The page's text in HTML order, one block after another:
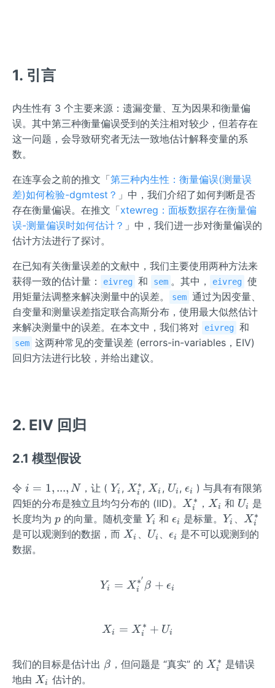
1. 引言
内生性有 3 个主要来源：遗漏变量、互为因果和衡量偏
误。其中第三种衡量偏误受到的关注相对较少，但若存在
这一问题，会导致研究者无法一致地估计解释变量的系
数。
在连享会之前的推文「第三种内生性：衡量偏误(测量误
差)如何检验-dgmtest？ 」中，我们介绍了如何判断是否
存在衡量偏误。在推文「xtewreg：面板数据存在衡量偏
误-测量偏误时如何估计？ 」中，我们进一步对衡量偏误的
估计方法进行了探讨。
在已知有关衡量误差的文献中，我们主要使用两种方法来
获得一致的估计量：
eivreg 和 sem 。其中， eivreg
使
用矩量法调整来解决测量中的误差。
sem 通过为因变量、
自变量和测量误差指定联合高斯分布，使用最大似然估计
来解决测量中的误差。在本文中，我们将对
eivreg 和
sem 这两种常见的变量误差 (errors-in-variables，EIV)
回归方法进行比较，并给出建议。
2. EIV 回归
2.1 模型假设
令 i =
1,...,
N
i = 1, ..., N ，让 (Y_
{i}
Yi , X
_
i
^
Xi
∗, X_
{i}
Xi , U_
{i}
Ui , \e
psi
lo
n_
ϵi
) 与具有有限第
四矩的分布是独立且均匀分布的 (IID)。 X
_
i
Xi
∗ ， X_
{i}
Xi 和 U_
{i}
Ui
是
长度均为 p
p 的向量。随机变量 Y_
{i}
Yi 和\e
psi
ϵi 是标量。Y_
{i}
Yi
X
_
Xi
∗
是可以观测到的数据，而 X_
Xi
U_
Ui
\e
{i}
ϵi
是不可以观测到的
数据。
Y_i = X_i^{*'}\beta +
Yi = Xi
∗′
β + ϵi
X_i = X_i^* + U_{i}
Xi = Xi
∗ + Ui
我们的目标是估计出 \b
β ，但问题是 “真实” 的X
Xi
∗ 是错误
地由 X_
Xi 估计的。